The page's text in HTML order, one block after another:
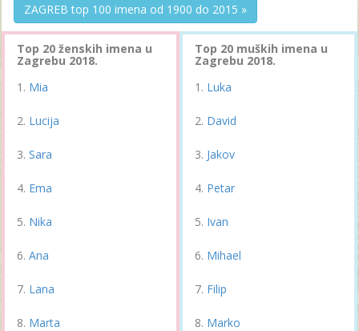
ZAGREB top 100 imena od 1900 do 2015 »
Top 20 ženskih imena u
Zagrebu 2018.
Mia
Lucija
Sara
Ema
Nika
Ana
Lana
Marta
Top 20 muških imena u
Zagrebu 2018.
Luka
David
Jakov
Petar
Ivan
Mihael
Filip
Marko